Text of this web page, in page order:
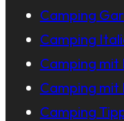
Camping
Camping
Camping mit
Camping mit
Camping